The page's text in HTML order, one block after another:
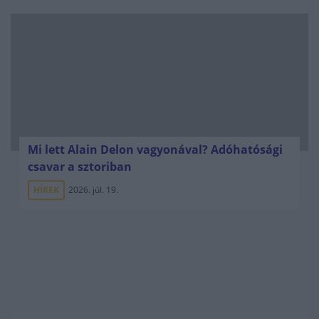
Mi lett Alain Delon vagyonával? Adóhatósági
csavar a sztoriban
HÍREK 2026. júl. 19.